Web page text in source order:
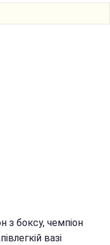
з боксу, чемпіон
вазі